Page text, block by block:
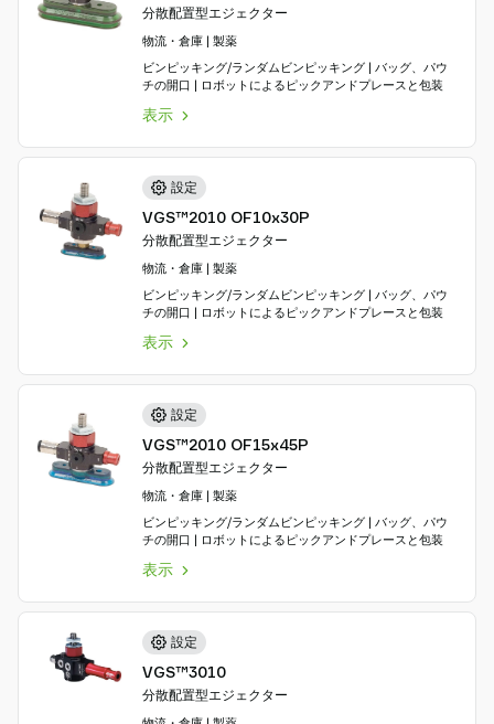
分散配置型エジェクター
物流・倉庫 | 製薬
ビンピッキング/ランダムビンピッキング | バッグ、パウ
チの開口 | ロボットによるピックアンドプレースと包装
表示
設定
VGS™2010 OF10x30P
分散配置型エジェクター
物流・倉庫 | 製薬
ビンピッキング/ランダムビンピッキング | バッグ、パウ
チの開口 | ロボットによるピックアンドプレースと包装
表示
設定
VGS™2010 OF15x45P
分散配置型エジェクター
物流・倉庫 | 製薬
ビンピッキング/ランダムビンピッキング | バッグ、パウ
チの開口 | ロボットによるピックアンドプレースと包装
表示
設定
VGS™3010
分散配置型エジェクター